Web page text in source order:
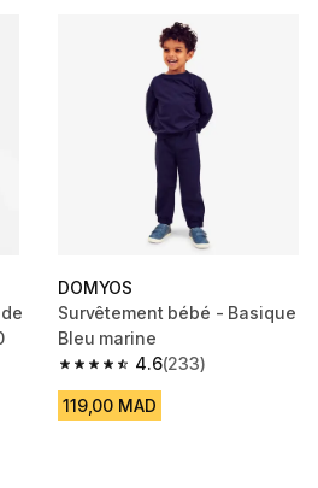
reviews
DOMYOS
Survêtement bébé - Basique
Bleu marine
4.6
4.6 out of 5 stars from 233
(233)
119,00 MAD